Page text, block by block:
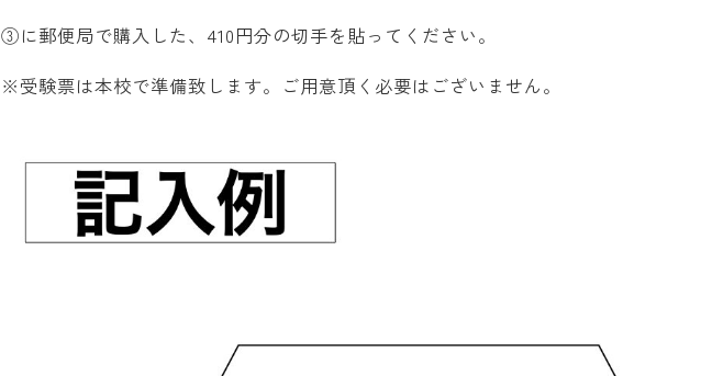
③に郵便局で購入した、410円分の切手を貼ってください。
※受験票は本校で準備致します。ご用意頂く必要はございません。